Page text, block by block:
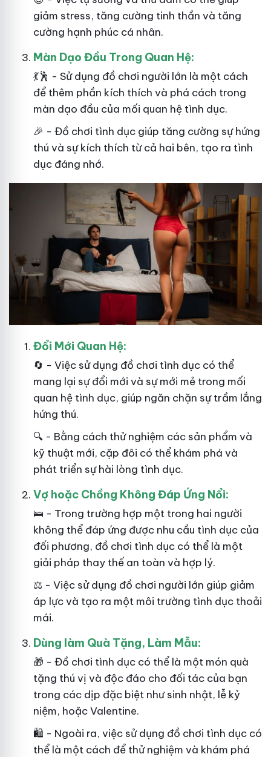
giảm stress, tăng cường tinh thần và tăng
cường hạnh phúc cá nhân.
Màn Dạo Đầu Trong Quan Hệ:
💃🕺 - Sử dụng đồ chơi người lớn là một cách
để thêm phần kích thích và phá cách trong
màn dạo đầu của mối quan hệ tình dục.
🎉 - Đồ chơi tình dục giúp tăng cường sự hứng
thú và sự kích thích từ cả hai bên, tạo ra tình
dục đáng nhớ.
Đổi Mới Quan Hệ:
🔄 - Việc sử dụng đồ chơi tình dục có thể
mang lại sự đổi mới và sự mới mẻ trong mối
quan hệ tình dục, giúp ngăn chặn sự trầm lắng
hứng thú.
🔍 - Bằng cách thử nghiệm các sản phẩm và
kỹ thuật mới, cặp đôi có thể khám phá và
phát triển sự hài lòng tình dục.
Vợ hoặc Chồng Không Đáp Ứng Nổi:
🛌 - Trong trường hợp một trong hai người
không thể đáp ứng được nhu cầu tình dục của
đối phương, đồ chơi tình dục có thể là một
giải pháp thay thế an toàn và hợp lý.
⚖️ - Việc sử dụng đồ chơi người lớn giúp giảm
áp lực và tạo ra một môi trường tình dục thoải
mái.
Dùng làm Quà Tặng, Làm Mẫu:
🎁 - Đồ chơi tình dục có thể là một món quà
tặng thú vị và độc đáo cho đối tác của bạn
trong các dịp đặc biệt như sinh nhật, lễ kỷ
niệm, hoặc Valentine.
🛍️ - Ngoài ra, việc sử dụng đồ chơi tình dục có
thể là một cách để thử nghiệm và khám phá